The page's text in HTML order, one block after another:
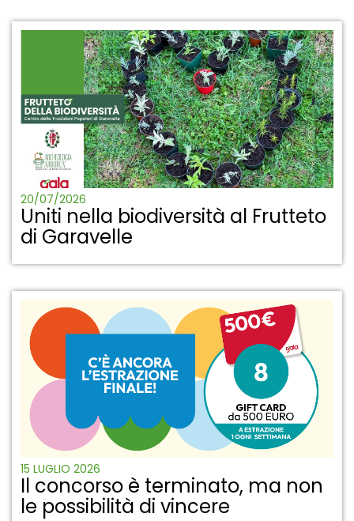
20/07/2026
Uniti nella biodiversità al Frutteto
di Garavelle
15 LUGLIO 2026
Il concorso è terminato, ma non
le possibilità di vincere